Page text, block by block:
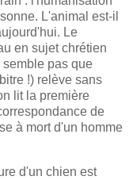
L'animal est-il
Le
en sujet chrétien
pas que
!) relève sans
lit la première
de
à mort d'un homme
d'un chien est